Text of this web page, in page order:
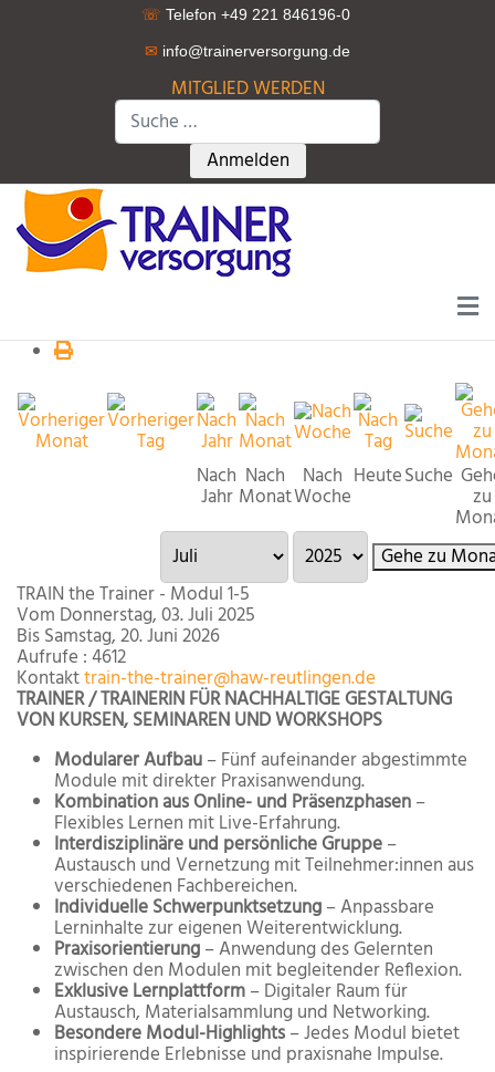
☏ Telefon +49 221 846196-0
✉ info@trainerversorgung.de
MITGLIED WERDEN
Suchen
Type 2 or more characters for
Anmelden
Nach
Jahr
Nach
Monat
Nach
Woche
HeuteSuche
zu
Gehe zu
TRAIN the Trainer - Modul 1-5
Vom Donnerstag, 03. Juli 2025
Bis Samstag, 20. Juni 2026
Aufrufe : 4612
Kontakttrain-the-trainer@haw-reutlingen.de
TRAINER / TRAINERIN FÜR NACHHALTIGE GESTALTUNG
VON KURSEN, SEMINAREN UND WORKSHOPS
Modularer Aufbau– Fünf aufeinander abgestimmte
Module mit direkter Praxisanwendung.
Kombination aus Online- und Präsenzphasen–
Flexibles Lernen mit Live-Erfahrung.
Interdisziplinäre und persönliche Gruppe–
Austausch und Vernetzung mit Teilnehmer:innen aus
verschiedenen Fachbereichen.
Individuelle Schwerpunktsetzung– Anpassbare
Lerninhalte zur eigenen Weiterentwicklung.
Praxisorientierung– Anwendung des Gelernten
zwischen den Modulen mit begleitender Reflexion.
Exklusive Lernplattform– Digitaler Raum für
Austausch, Materialsammlung und Networking.
Besondere Modul-Highlights– Jedes Modul bietet
inspirierende Erlebnisse und praxisnahe Impulse.